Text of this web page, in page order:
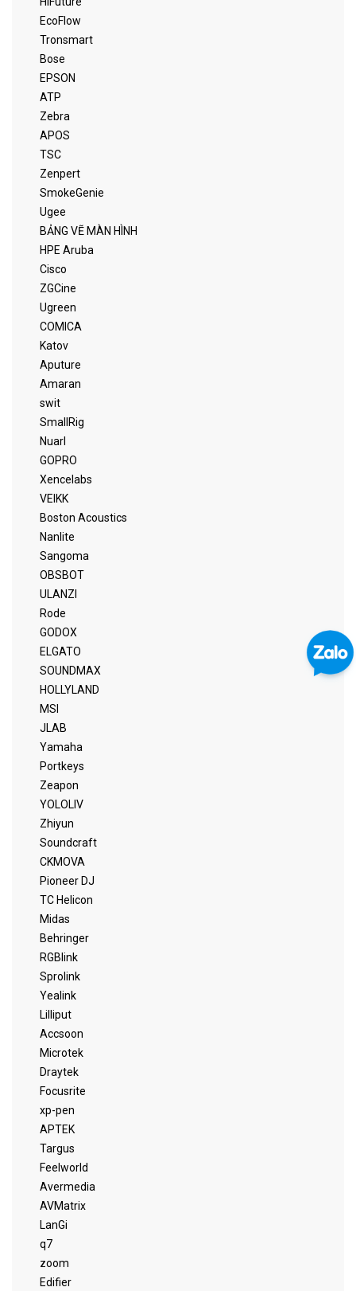
EcoFlow
Tronsmart
Bose
EPSON
ATP
Zebra
APOS
TSC
Zenpert
SmokeGenie
Ugee
BẢNG VẼ MÀN HÌNH
HPE Aruba
Cisco
ZGCine
Ugreen
COMICA
Katov
Aputure
Amaran
swit
SmallRig
Nuarl
GOPRO
Xencelabs
VEIKK
Boston Acoustics
Nanlite
Sangoma
OBSBOT
ULANZI
Rode
GODOX
ELGATO
SOUNDMAX
HOLLYLAND
MSI
JLAB
Yamaha
Portkeys
Zeapon
YOLOLIV
Zhiyun
Soundcraft
CKMOVA
Pioneer DJ
TC Helicon
Midas
Behringer
RGBlink
Sprolink
Yealink
Lilliput
Accsoon
Microtek
Draytek
Focusrite
xp-pen
APTEK
Targus
Feelworld
Avermedia
AVMatrix
LanGi
q7
zoom
Edifier